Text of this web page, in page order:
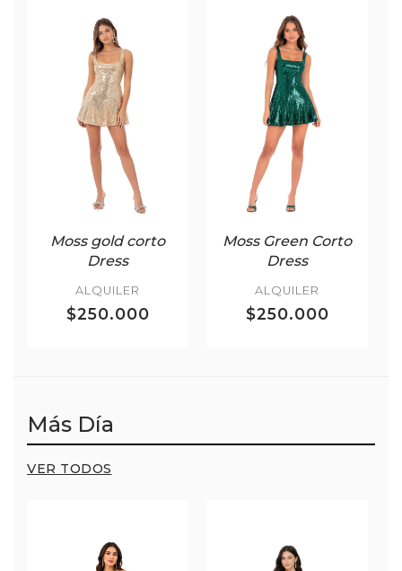
Moss gold corto
Dress
ALQUILER
$250.000
Moss Green Corto
Dress
ALQUILER
$250.000
Más Día
VER TODOS